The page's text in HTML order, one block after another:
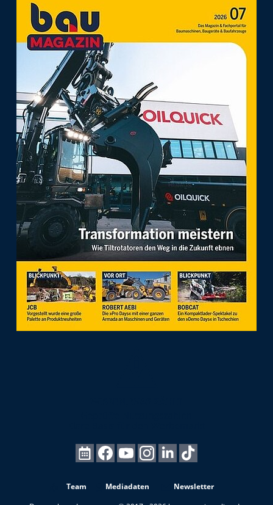
Team Mediadaten
Newsletter